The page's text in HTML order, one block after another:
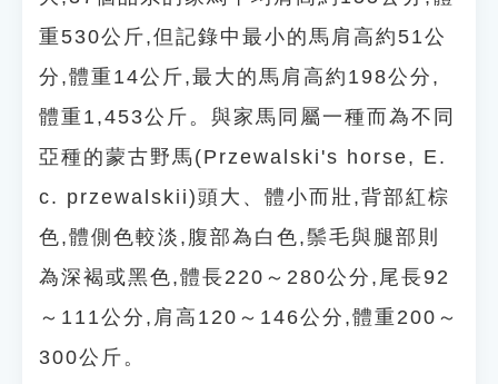
重530公斤,但記錄中最小的馬肩高約51公
分,體重14公斤,最大的馬肩高約198公分,
體重1,453公斤。與家馬同屬一種而為不同
亞種的蒙古野馬(Przewalski's horse, E.
c. przewalskii)頭大、體小而壯,背部紅棕
色,體側色較淡,腹部為白色,鬃毛與腿部則
為深褐或黑色,體長220～280公分,尾長92
～111公分,肩高120～146公分,體重200～
300公斤。